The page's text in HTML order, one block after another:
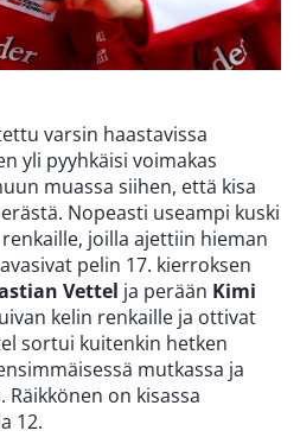
varsin haastavissa
yli pyyhkäisi voimakas
muassa siihen, että kisa
Nopeasti useampi kuski
joilla ajettiin hieman
pelin 17. kierroksen
Vettel ja perään Kimi
kelin renkaille ja ottivat
sortui kuitenkin hetken
mutkassa ja
on kisassa
12.